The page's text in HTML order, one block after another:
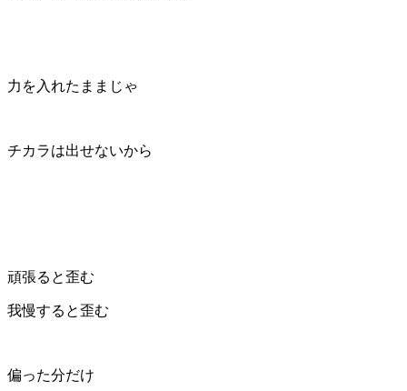
力を入れたままじゃ
チカラは出せないから
頑張ると歪む
我慢すると歪む
偏った分だけ